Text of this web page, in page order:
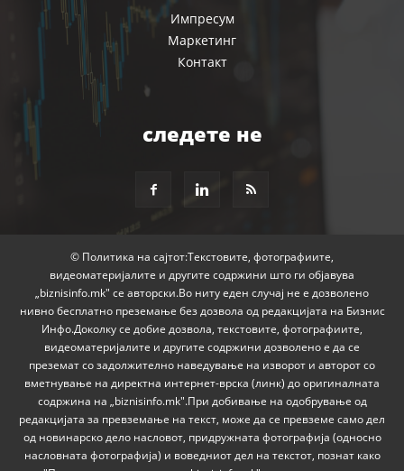
Импресум
Маркетинг
Контакт
следете не
© Политика на сајтот:Текстовите, фотографиите,
видеоматеријалите и другите содржини што ги објавува
„biznisinfo.mk" се авторски.Во ниту еден случај не е дозволено
нивно бесплатно преземање без дозвола од редакцијата на Бизнис
Инфо.Доколку се добие дозвола, текстовите, фотографиите,
видеоматеријалите и другите содржини дозволено е да се
преземат со задолжително наведување на изворот и авторот со
вметнување на директна интернет-врска (линк) до оригиналната
содржина на „biznisinfo.mk".При добивање на одобрување од
редакцијата за превземање на текст, може да се превземе само дел
од новинарско дело насловот, придружната фотографија (односно
насловната фотографија) и воведниот дел на текстот, познат како